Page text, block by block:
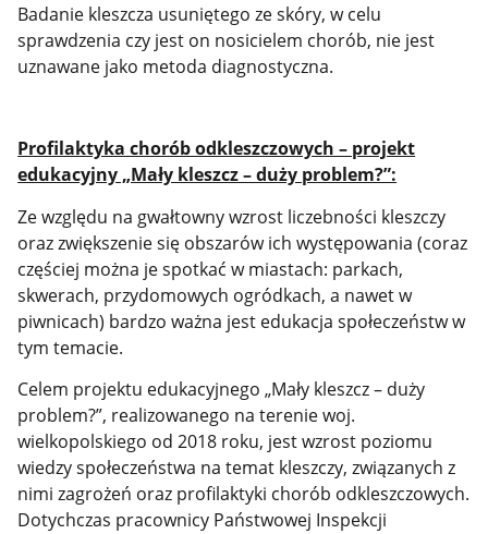
Badanie kleszcza usuniętego ze skóry, w celu
sprawdzenia czy jest on nosicielem chorób, nie jest
uznawane jako metoda diagnostyczna.
Profilaktyka chorób odkleszczowych – projekt
edukacyjny „Mały kleszcz – duży problem?”:
Ze względu na gwałtowny wzrost liczebności kleszczy
oraz zwiększenie się obszarów ich występowania (coraz
częściej można je spotkać w miastach: parkach,
skwerach, przydomowych ogródkach, a nawet w
piwnicach) bardzo ważna jest edukacja społeczeństw w
tym temacie.
Celem projektu edukacyjnego „Mały kleszcz – duży
problem?”, realizowanego na terenie woj.
wielkopolskiego od 2018 roku, jest wzrost poziomu
wiedzy społeczeństwa na temat kleszczy, związanych z
nimi zagrożeń oraz profilaktyki chorób odkleszczowych.
Dotychczas pracownicy Państwowej Inspekcji